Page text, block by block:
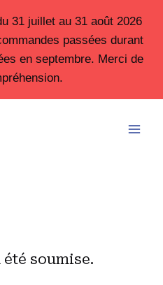
31 juillet au 31 août 2026
passées durant
en septembre. Merci de
soumise.